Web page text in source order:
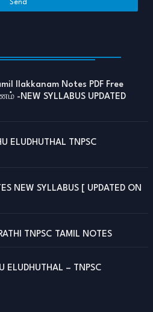
Ilakkanam Notes PDF Free
NEW SYLLABUS UPDATED
ELUDHUTHAL TNPSC
NEW SYLLABUS [ UPDATED ON
TNPSC TAMIL NOTES
ELUDHUTHAL – TNPSC